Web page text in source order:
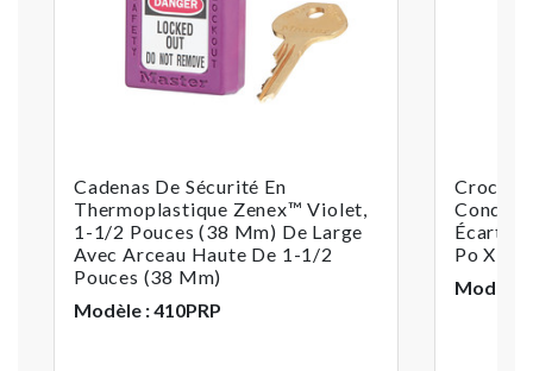
Cadenas De Sécurité En
Thermoplastique Zenex™ Violet,
1-1/2 Pouces (38 Mm) De Large
Avec Arceau Haute De 1-1/2
Pouces (38 Mm)
Modèle : 410PRP
Crochet
Po X 2-
Modèle